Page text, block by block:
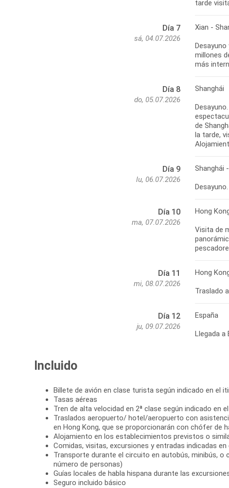
tarde
Día 7
sá, 04.07.2026
Xian -
millones
más
Día 8
do, 05.07.2026
Shanghái
de
la tarde,
Día 9
lu, 06.07.2026
Shanghái
Día 10
ma, 07.07.2026
Hong
Visita de
Día 11
mi, 08.07.2026
Hong
Traslado
Día 12
ju, 09.07.2026
España
Llegada a
Incluido
Billete de avión en clase turista según indicado en el
Tasas aéreas
Tren de alta velocidad en 2ª clase según indicado en
Traslados aeropuerto/ hotel/aeropuerto con
en Hong Kong, que se proporcionarán con chófer de
Alojamiento en los establecimientos previstos o
Comidas, visitas, excursiones y entradas indicadas en
Transporte durante el circuito en autobús, minibús, o
número de personas)
Guías locales de habla hispana durante las
Seguro incluido básico